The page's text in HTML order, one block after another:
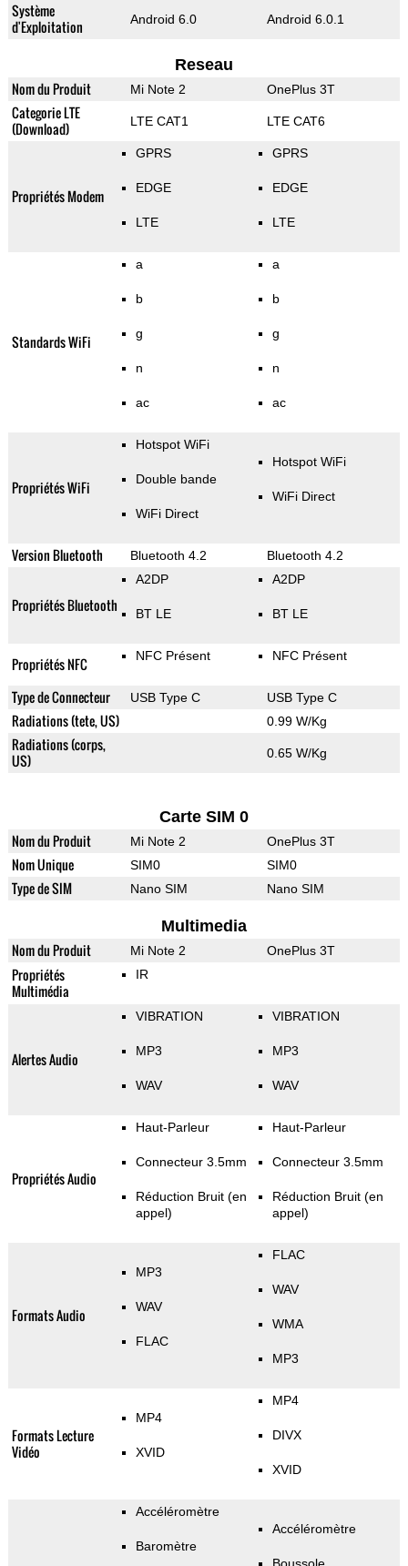
Système
d'Exploitation
Android 6.0 Android 6.0.1
Reseau
Nom du Produit Mi Note 2 OnePlus 3T
Categorie LTE
(Download)
LTE CAT1 LTE CAT6
Propriétés Modem
GPRS
EDGE
LTE
GPRS
EDGE
LTE
Standards WiFi
a
b
g
n
ac
a
b
g
n
ac
Propriétés WiFi
Hotspot WiFi
Double bande
WiFi Direct
Hotspot WiFi
WiFi Direct
Version Bluetooth Bluetooth 4.2 Bluetooth 4.2
Propriétés Bluetooth
A2DP
BT LE
A2DP
BT LE
Propriétés NFC NFC Présent NFC Présent
Type de Connecteur USB Type C USB Type C
Radiations (tete, US) 0.99 W/Kg
Radiations (corps,
US)
0.65 W/Kg
Carte SIM 0
Nom du Produit Mi Note 2 OnePlus 3T
Nom Unique SIM0 SIM0
Type de SIM Nano SIM Nano SIM
Multimedia
Nom du Produit Mi Note 2 OnePlus 3T
Propriétés
Multimédia
IR
Alertes Audio
VIBRATION
MP3
WAV
VIBRATION
MP3
WAV
Propriétés Audio
Haut-Parleur
Connecteur 3.5mm
Réduction Bruit (en
appel)
Haut-Parleur
Connecteur 3.5mm
Réduction Bruit (en
appel)
Formats Audio
MP3
WAV
FLAC
FLAC
WAV
WMA
MP3
Formats Lecture
Vidéo
MP4
XVID
MP4
DIVX
XVID
Accéléromètre
Baromètre
Accéléromètre